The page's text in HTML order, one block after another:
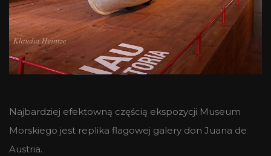
Najbardziej efektowną częścią ekspozycji Museum
Morskiego jest replika flagowej galery don Juana de
Austria.